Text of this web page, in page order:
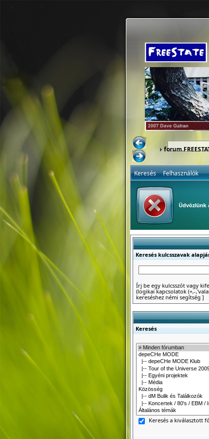
Keresés Felhasználók
Üdvözlünk
Keresés kulcsszavak
Írj be egy kulcsszót vagy
(logikai kapcsolatok (+,-
kereséshez némi segítség ]
Keresés
Keresés a kiválasztott